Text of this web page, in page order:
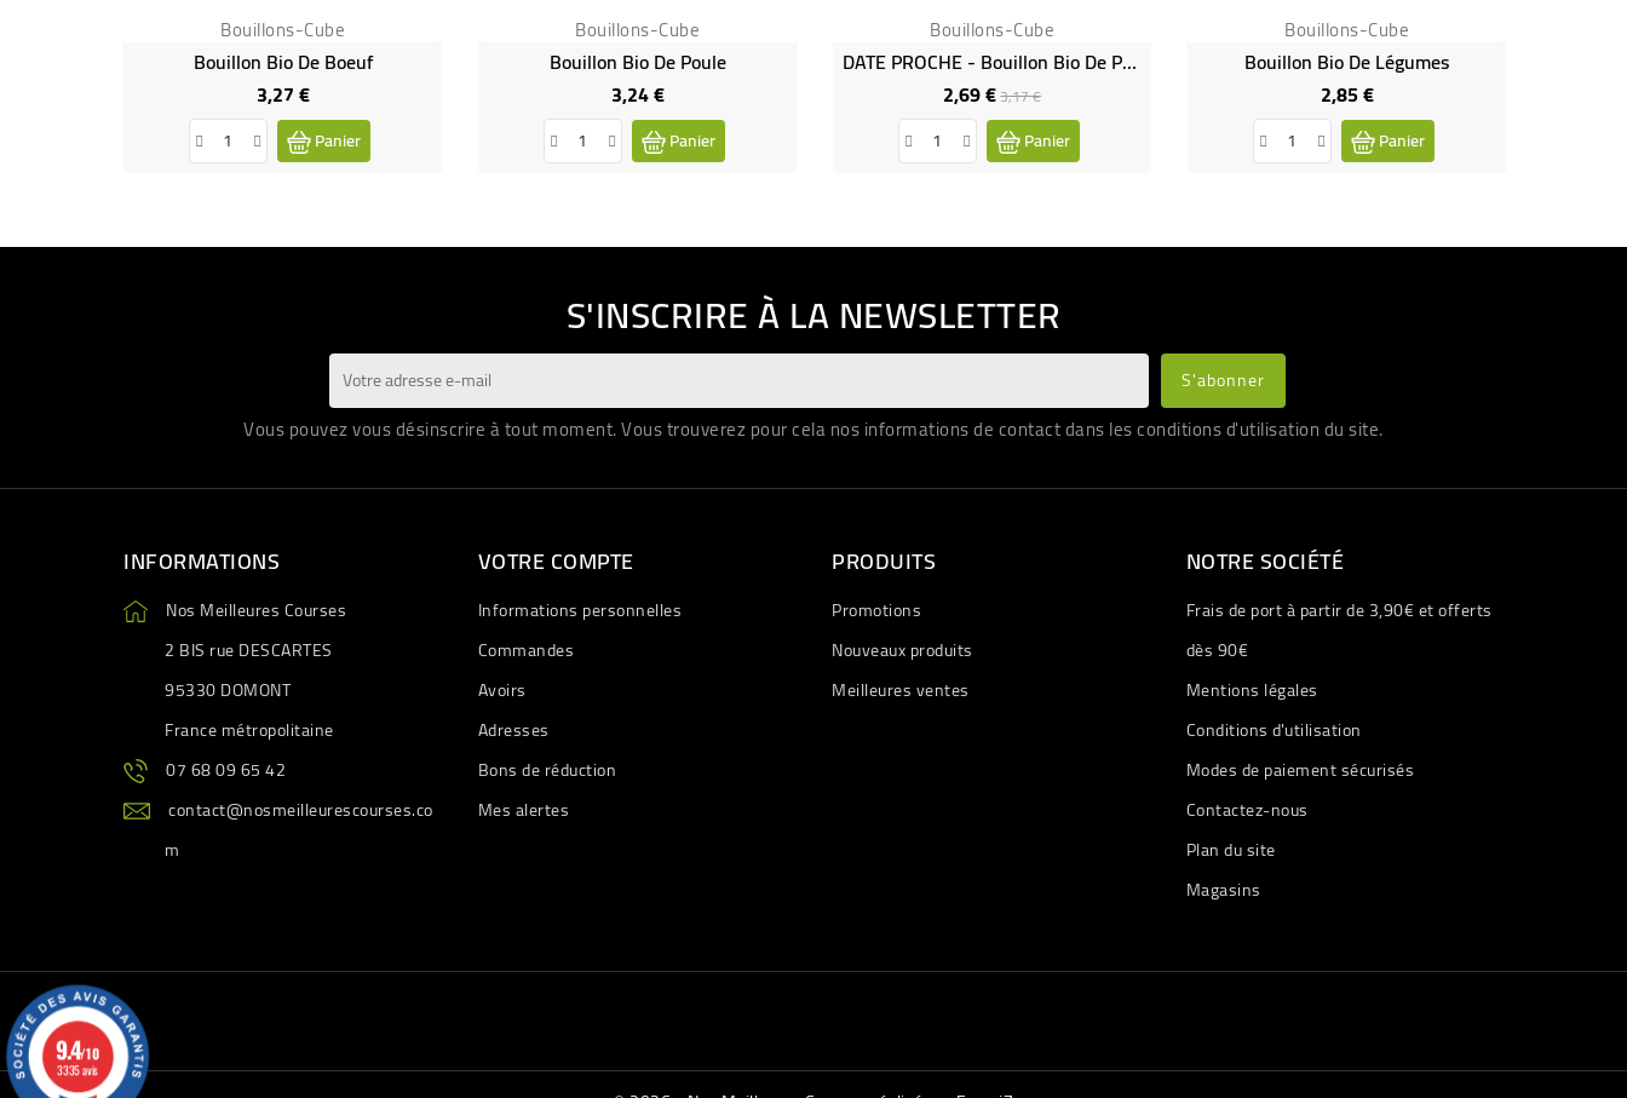
Bouillons-Cube
Bouillon Bio De Boeuf
3,27 €Prix
Panier
Bouillons-Cube
Bouillon Bio De Poule
3,24 €Prix
Panier
Bouillons-Cube
DATE PROCHE - Bouillon Bio De Poule
2,69 €Prix
de
base
3,17 €Prix
Panier
Bouillons-Cube
Bouillon Bio De Légumes
2,85 €Prix
Panier
S'INSCRIRE À LA NEWSLETTER
Vous pouvez vous désinscrire à tout moment. Vous trouverez pour cela nos informations de contact dans les conditions d'utilisation du site.
INFORMATIONS
Nos Meilleures Courses
2 BIS rue DESCARTES
95330 DOMONT
France métropolitaine
07 68 09 65 42
contact@nosmeilleurescourses.co
m
VOTRE COMPTE
Informations personnelles
Commandes
Avoirs
Adresses
Bons de réduction
Mes alertes
PRODUITS
Promotions
Nouveaux produits
Meilleures ventes
NOTRE SOCIÉTÉ
Frais de port à partir de 3,90€ et offerts
dès 90€
Mentions légales
Conditions d'utilisation
Modes de paiement sécurisés
Contactez-nous
Plan du site
Magasins
9.4/10
3335 avis